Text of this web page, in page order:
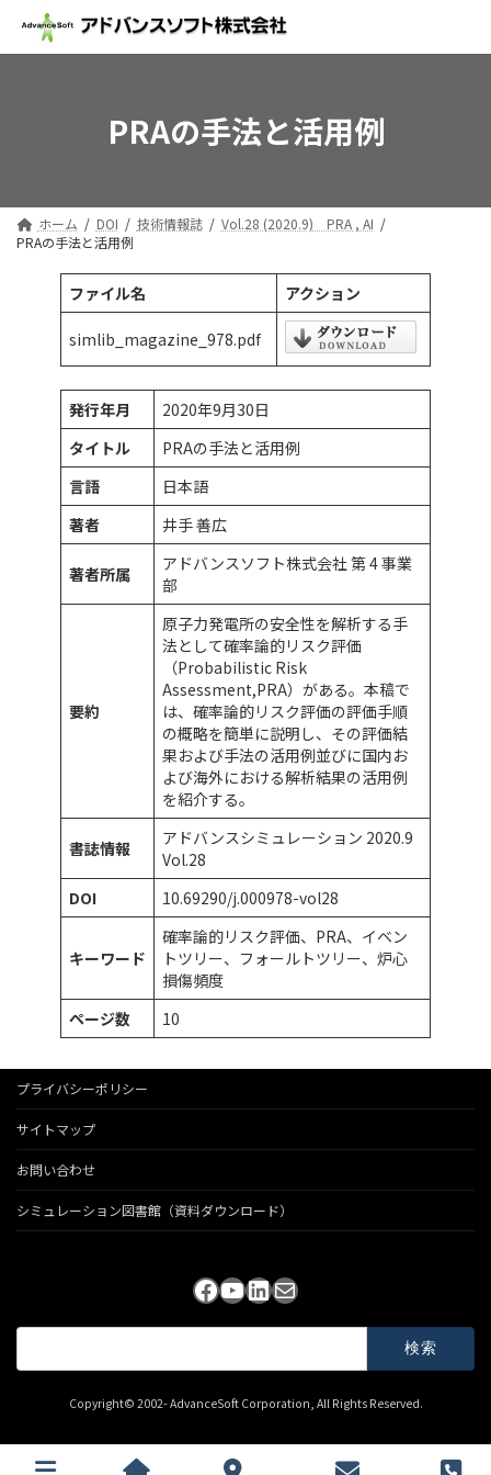
テ
プ
ゲ
動
PRAの手法と活用例
ホーム DOI 技術情報誌
Vol.28 (2020.9) PRA , AI
PRAの手法と活用例
ファイル名 アクション
simlib_magazine_978.pdf
発行年月
2020年9月30日
タイトル
PRAの手法と活用例
言語
日本語
著者
井手 善広
著者所属
アドバンスソフト株式会社 第 4 事業
部
要約
原子力発電所の安全性を解析する手
法として確率論的リスク評価
（Probabilistic Risk
Assessment,PRA）がある。本稿で
は、確率論的リスク評価の評価手順
の概略を簡単に説明し、その評価結
果および手法の活用例並びに国内お
よび海外における解析結果の活用例
を紹介する。
書誌情報
アドバンスシミュレーション 2020.9
Vol.28
DOI
10.69290/j.000978-vol28
キーワード
確率論的リスク評価、PRA、イベン
トツリー、フォールトツリー、炉心
損傷頻度
ページ数
10
プライバシーポリシー
サイトマップ
お問い合わせ
シミュレーション図書館（資料ダウンロード）
Facebook
YouTube
LinkedIn
メール
検
Copyright© 2002- AdvanceSoft Corporation, All Rights Reserved.